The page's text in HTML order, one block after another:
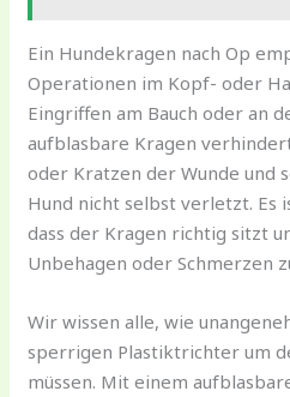
Ein Hundekragen nach Op
Operationen im Kopf- oder
Eingriffen am Bauch oder an
aufblasbare Kragen
oder Kratzen der Wunde und
Hund nicht selbst verletzt. Es
dass der Kragen richtig sitzt
Unbehagen oder Schmerzen
Wir wissen alle, wie
sperrigen Plastiktrichter um
müssen. Mit einem